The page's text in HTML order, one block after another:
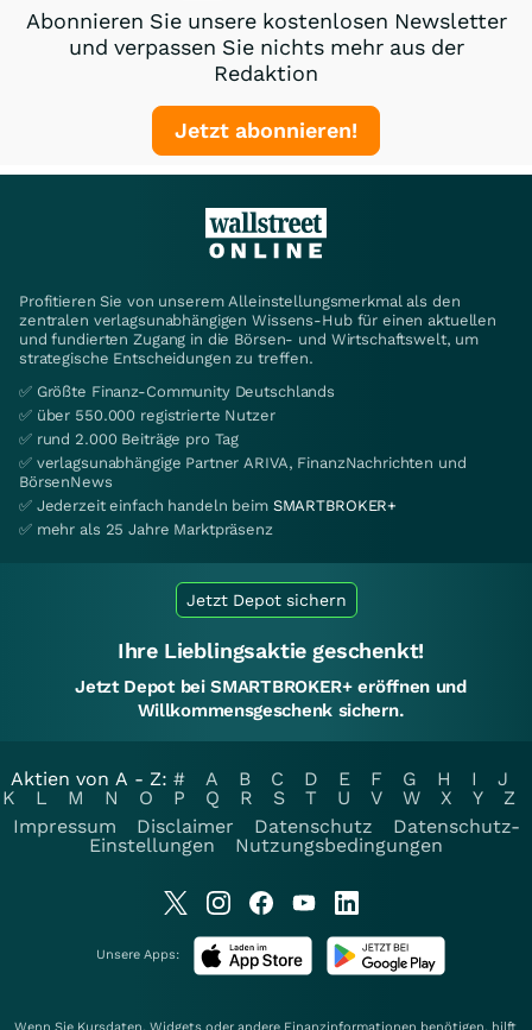
Abonnieren Sie unsere kostenlosen Newsletter
und verpassen Sie nichts mehr aus der
Redaktion
Jetzt abonnieren!
Profitieren Sie von unserem Alleinstellungsmerkmal als den
zentralen verlagsunabhängigen Wissens-Hub für einen aktuellen
und fundierten Zugang in die Börsen- und Wirtschaftswelt, um
strategische Entscheidungen zu treffen.
✅ Größte Finanz-Community Deutschlands
✅ über 550.000 registrierte Nutzer
✅ rund 2.000 Beiträge pro Tag
✅ verlagsunabhängige Partner ARIVA, FinanzNachrichten und
BörsenNews
✅ Jederzeit einfach handeln beim SMARTBROKER+
✅ mehr als 25 Jahre Marktpräsenz
Jetzt Depot sichern
Ihre Lieblingsaktie geschenkt!
Jetzt Depot bei SMARTBROKER+ eröffnen und
Willkommensgeschenk sichern.
Aktien von A - Z: # A B C D E F G H I
J
K
L M N O P Q R S T U V W X Y
Z
Impressum
Disclaimer Datenschutz
Datenschutz-
Einstellungen
Nutzungsbedingungen
Unsere Apps: